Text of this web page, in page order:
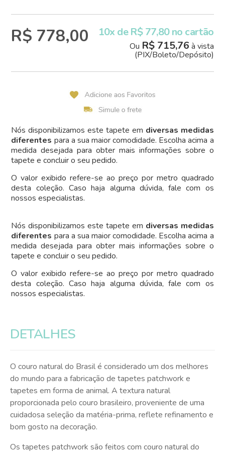
R$ 778,00 10x de R$ 77,80 no cartão
Ou R$ 715,76 à vista
(PIX/Boleto/Depósito)
Nós disponibilizamos este tapete em diversas medidas
diferentes para a sua maior comodidade. Escolha acima a
medida desejada para obter mais informações sobre o
tapete e concluir o seu pedido.
O valor exibido refere-se ao preço por metro quadrado
desta coleção. Caso haja alguma dúvida, fale com os
nossos especialistas.
Nós disponibilizamos este tapete em diversas medidas
diferentes para a sua maior comodidade. Escolha acima a
medida desejada para obter mais informações sobre o
tapete e concluir o seu pedido.
O valor exibido refere-se ao preço por metro quadrado
desta coleção. Caso haja alguma dúvida, fale com os
nossos especialistas.
DETALHES
O couro natural do Brasil é considerado um dos melhores
do mundo para a fabricação de tapetes patchwork e
tapetes em forma de animal. A textura natural
proporcionada pelo couro brasileiro, proveniente de uma
cuidadosa seleção da matéria-prima, reflete refinamento e
bom gosto na decoração.
Os tapetes patchwork são feitos com couro natural do